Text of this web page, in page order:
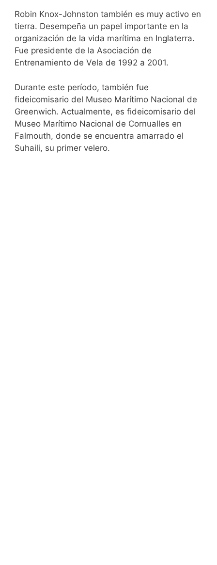
Robin Knox-Johnston también es muy activo en
tierra. Desempeña un papel importante en la
organización de la vida marítima en Inglaterra.
Fue presidente de la Asociación de
Entrenamiento de Vela de 1992 a 2001.
Durante este período, también fue
fideicomisario del Museo Marítimo Nacional de
Greenwich. Actualmente, es fideicomisario del
Museo Marítimo Nacional de Cornualles en
Falmouth, donde se encuentra amarrado el
Suhaili, su primer velero.